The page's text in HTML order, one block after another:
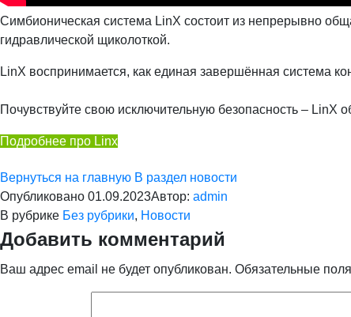
Симбионическая система LinX состоит из непрерывно
гидравлической щиколоткой.
LinX воспринимается, как единая завершённая система
Почувствуйте свою исключительную безопасность –
Подробнее про Linx
Вернуться на главную В раздел новости
Опубликовано 01.09.2023Автор: admin
В рубрике Без рубрики, Новости
Добавить комментарий
Ваш адрес email не будет опубликован. Обязательные